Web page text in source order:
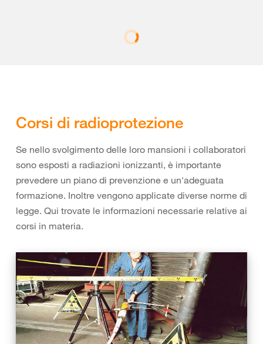
Corsi di radioprotezione
Se nello svolgimento delle loro mansioni i collaboratori
sono esposti a radiazioni ionizzanti, è importante
prevedere un piano di prevenzione e un'adeguata
formazione. Inoltre vengono applicate diverse norme di
legge. Qui trovate le informazioni necessarie relative ai
corsi in materia.